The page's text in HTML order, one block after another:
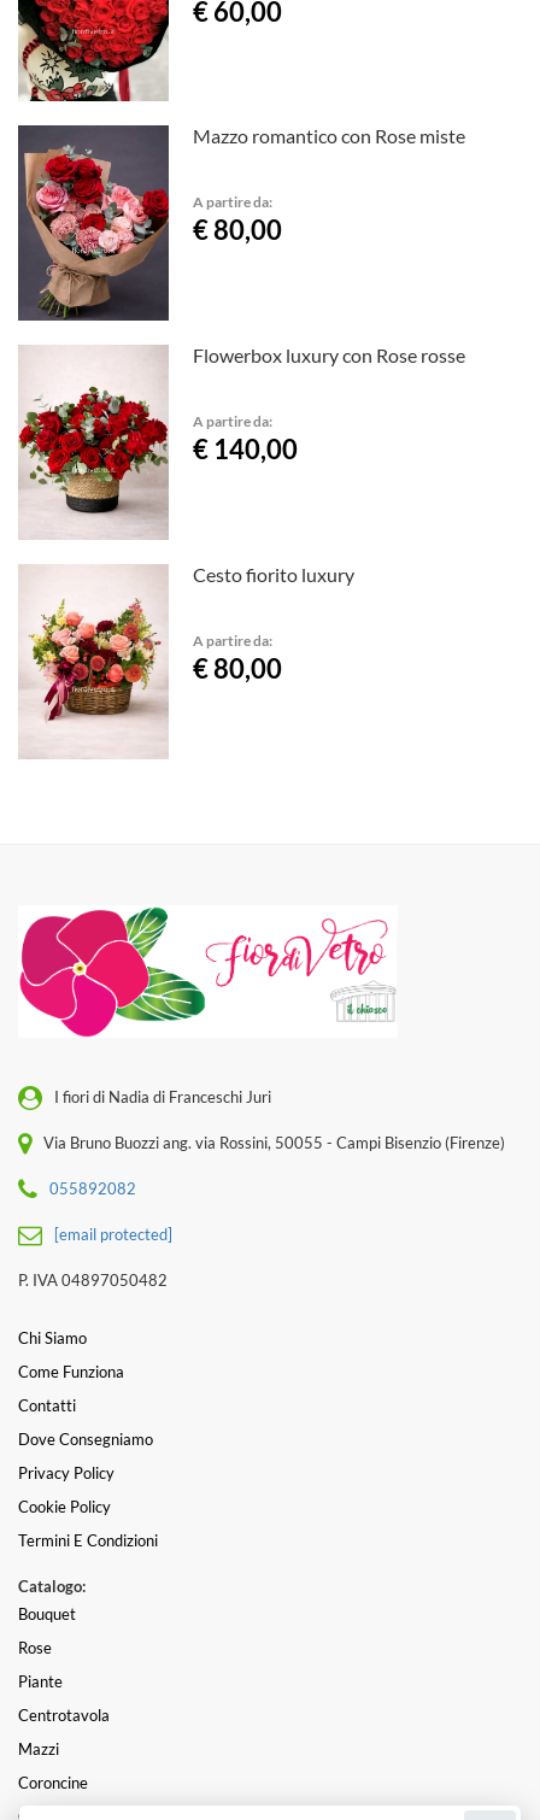
€ 60,00
Mazzo romantico con Rose miste
A partire da:
€ 80,00
Flowerbox luxury con Rose rosse
A partire da:
€ 140,00
Cesto fiorito luxury
A partire da:
€ 80,00
I fiori di Nadia di Franceschi Juri
Via Bruno Buozzi ang. via Rossini, 50055 - Campi Bisenzio (Firenze)
055892082
[email protected]
P. IVA 04897050482
Chi Siamo
Come Funziona
Contatti
Dove Consegniamo
Privacy Policy
Cookie Policy
Termini E Condizioni
Catalogo:
Bouquet
Rose
Piante
Centrotavola
Mazzi
Coroncine